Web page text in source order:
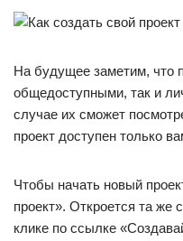
На будущее заметим, что
общедоступными, так и
случае их сможет
проект доступен только
Чтобы начать новый
проект». Откроется та же
клике по ссылке